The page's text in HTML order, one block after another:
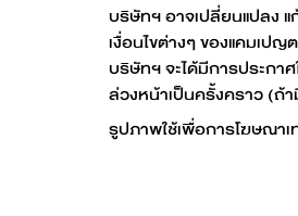
บริษัทฯ อาจเปลี่ยนแปลง แ
เงื่อนไขต่างๆ ของแคมเปญ
บริษัทฯ จะได้มีการประกา
ล่วงหน้าเป็นครั้งคราว (ถ้
รูปภาพใช้เพื่อการโฆษณาเ